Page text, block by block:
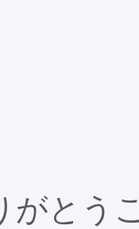
がとう